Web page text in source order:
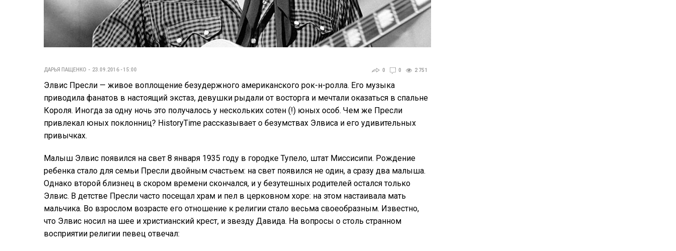
ДАРЬЯ ПАЩЕНКО 23.09.2016 - 15:00 0 0 2 751
Элвис Пресли — живое воплощение безудержного американского рок-н-ролла. Его музыка
приводила фанатов в настоящий экстаз, девушки рыдали от восторга и мечтали оказаться в спальне
Короля. Иногда за одну ночь это получалось у нескольких сотен (!) юных особ. Чем же Пресли
привлекал юных поклонниц? HistoryTime рассказывает о безумствах Элвиса и его удивительных
привычках.
Малыш Элвис появился на свет 8 января 1935 году в городке Тупело, штат Миссисипи. Рождение
ребенка стало для семьи Пресли двойным счастьем: на свет появился не один, а сразу два малыша.
Однако второй близнец в скором времени скончался, и у безутешных родителей остался только
Элвис. В детстве Пресли часто посещал храм и пел в церковном хоре: на этом настаивала мать
мальчика. Во взрослом возрасте его отношение к религии стало весьма своеобразным. Известно,
что Элвис носил на шее и христианский крест, и звезду Давида. На вопросы о столь странном
восприятии религии певец отвечал: